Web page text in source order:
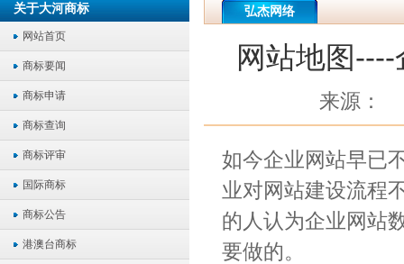
关于大河商标
网站首页
商标要闻
商标申请
商标查询
商标评审
国际商标
商标公告
港澳台商标
弘杰网络
网站地图
来源：
如今企业网站早已
业对网站建设流程
的人认为企业网站
要做的。